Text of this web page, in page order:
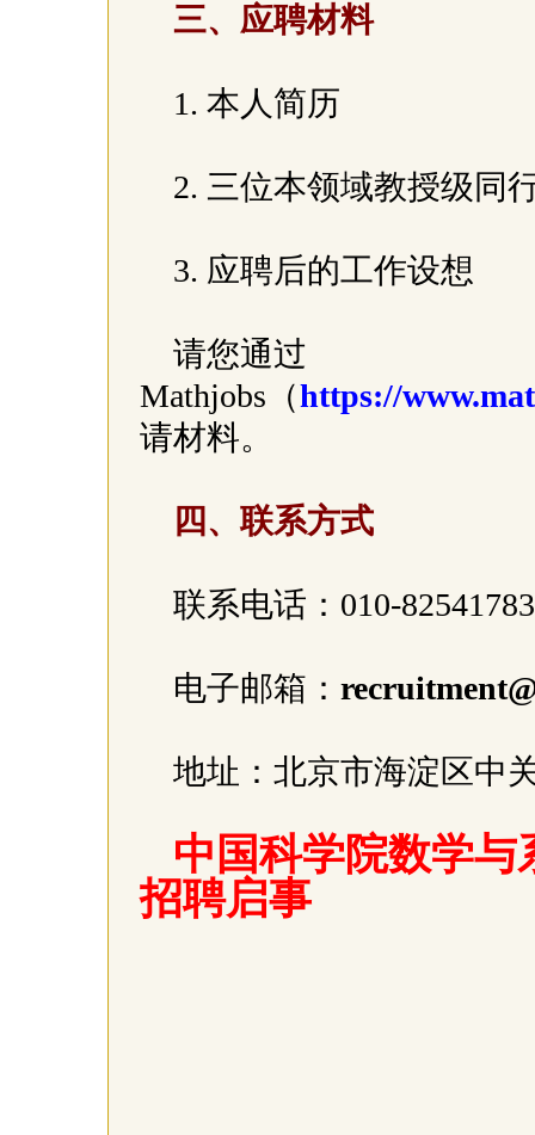
三、应聘材料
1. 本人简历
2. 三位本领域教授级
3. 应聘后的工作设想
请您通过
Mathjobs（https://
请材料。
四、联系方式
联系电话：010-
电子邮箱：
地址：北京市海淀区中
中国科学院数学与
招聘启事